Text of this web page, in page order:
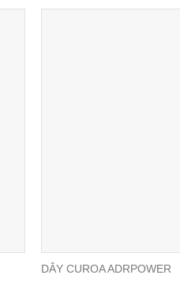
DÂY CUROA ADRPOWER